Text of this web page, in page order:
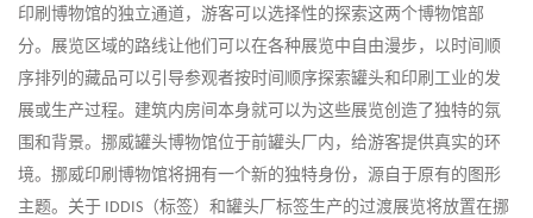
印刷博物馆的独立通道，游客可以选择性的探索这两个博物馆部
分。展览区域的路线让他们可以在各种展览中自由漫步，以时间顺
序排列的藏品可以引导参观者按时间顺序探索罐头和印刷工业的发
展或生产过程。建筑内房间本身就可以为这些展览创造了独特的氛
围和背景。挪威罐头博物馆位于前罐头厂内，给游客提供真实的环
境。挪威印刷博物馆将拥有一个新的独特身份，源自于原有的图形
主题。关于 IDDIS （标签）和罐头厂标签生产的过渡展览将放置在挪